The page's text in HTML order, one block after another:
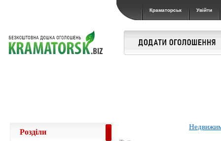
Краматорськ Увійти
Розділи